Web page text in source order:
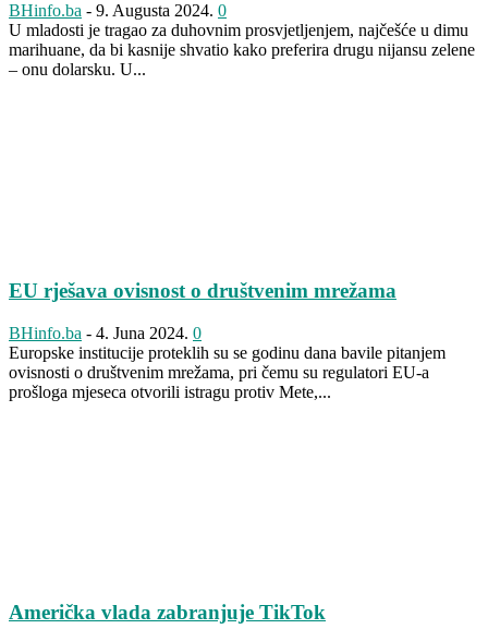
BHinfo.ba - 9. Augusta 2024. 0
U mladosti je tragao za duhovnim prosvjetljenjem, najčešće u dimu
marihuane, da bi kasnije shvatio kako preferira drugu nijansu zelene
– onu dolarsku. U...
EU rješava ovisnost o društvenim mrežama
BHinfo.ba - 4. Juna 2024. 0
Europske institucije proteklih su se godinu dana bavile pitanjem
ovisnosti o društvenim mrežama, pri čemu su regulatori EU-a
prošloga mjeseca otvorili istragu protiv Mete,...
Američka vlada zabranjuje TikTok